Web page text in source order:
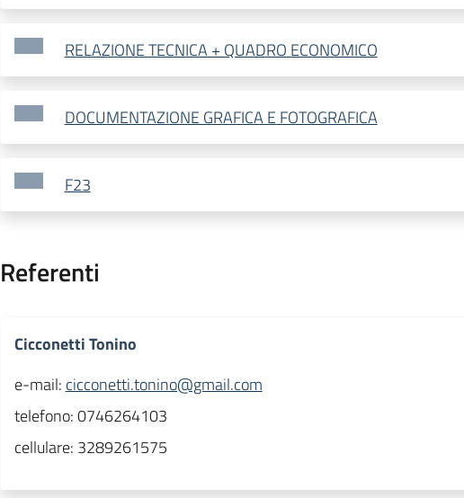
RELAZIONE TECNICA + QUADRO ECONOMICO
DOCUMENTAZIONE GRAFICA E FOTOGRAFICA
F23
Referenti
Cicconetti Tonino
e-mail: cicconetti.tonino@gmail.com
telefono:0746264103
cellulare: 3289261575